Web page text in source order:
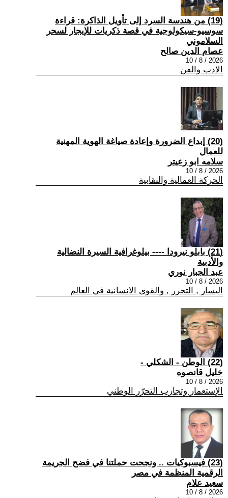
(19) من هندسة السرد إلى تأويل الذاكرة: قراءة
سوسيو-سيكولوجية في قصة ذكريات للإيجار لسحر
السلاموني
عصام الدين صالح
2026 / 8 / 10
الادب والفن
(20) إبداع الضرورة وإعادة صياغة الهوية المهنية
للعمال
سلامه ابو زعيتر
2026 / 8 / 10
الحركة العمالية والنقابية
(21) بابلو نيرودا ---- بيلوغرافية السيرة النضالية
والأدبية
عبد الجبار نوري
2026 / 8 / 10
اليسار , التحرر , والقوى الانسانية في العالم
(22) الوطن - الشكلي -
خليل قانصوه
2026 / 8 / 10
الإستعمار وتجارب التحرّر الوطني
(23) فيسبوكيات .. ونجحت حملتنا في فضح الجريمة
الرقمية المنظمة في مصر
سعيد علام
2026 / 8 / 10